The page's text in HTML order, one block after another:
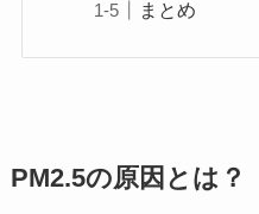
まとめ
PM2.5の原因とは？